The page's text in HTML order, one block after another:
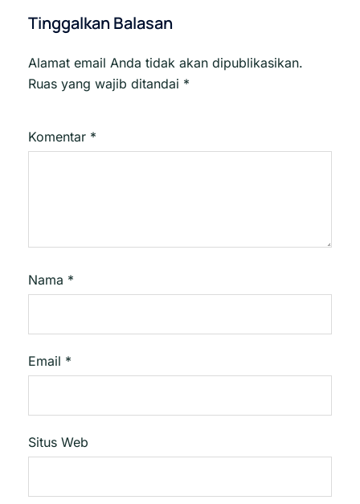
Tinggalkan Balasan
Alamat email Anda tidak akan dipublikasikan.
Ruas yang wajib ditandai *
Komentar *
Nama *
Email *
Situs Web